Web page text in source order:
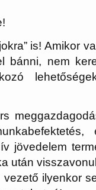
is! Amikor
bánni, nem
jövedelem
után
ilyenkor